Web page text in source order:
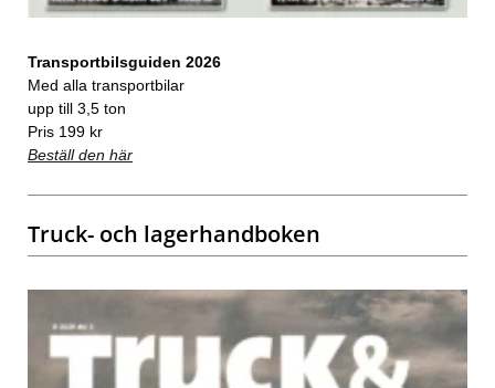
Transportbilsguiden 2026
Med alla transportbilar
upp till 3,5 ton
Pris 199 kr
Beställ den här
Truck- och lagerhandboken